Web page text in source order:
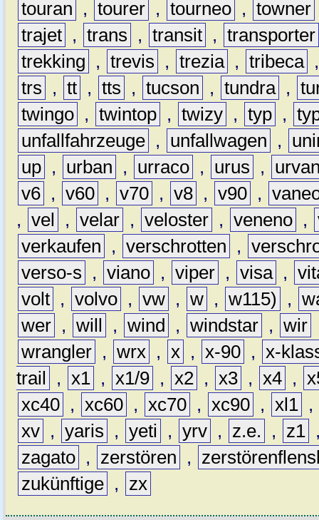
touran , tourer , tourneo , towner
trajet , trans , transit , transporter
trekking
, trevis , trezia , tribeca
trs
, tt , tts , tucson , tundra ,
twingo , twintop , twizy , typ ,
unfallfahrzeuge , unfallwagen ,
up , urban , urraco , urus ,
v6 , v60 , v70 , v8 , v90 ,
, vel , velar , veloster , veneno ,
verkaufen
, verschrotten ,
verso-s
, viano , viper , visa ,
volt , volvo , vw , w , w115) ,
wer , will , wind , windstar , wir
wrangler , wrx , x , x-90 , x-
trail
, x1 , x1/9 , x2 , x3 , x4 ,
xc40 , xc60 , xc70 , xc90 , xl1 ,
xv , yaris , yeti , yrv , z.e. , z1
zagato , zerstören ,
zukünftige , zx